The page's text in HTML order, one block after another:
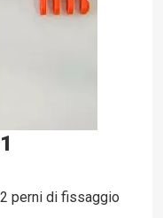
perni di fissaggio